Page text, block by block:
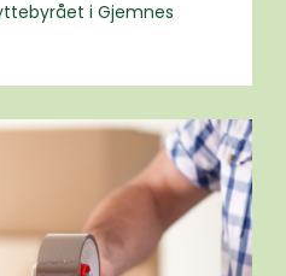
i Gjemnes